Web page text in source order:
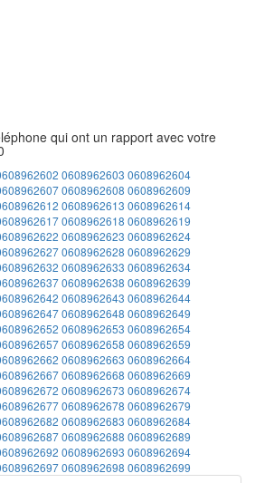
qui ont un rapport avec votre
0608962603 0608962604
0608962608 0608962609
0608962613 0608962614
0608962618 0608962619
0608962623 0608962624
0608962628 0608962629
0608962633 0608962634
0608962638 0608962639
0608962643 0608962644
0608962648 0608962649
0608962653 0608962654
0608962658 0608962659
0608962663 0608962664
0608962668 0608962669
0608962673 0608962674
0608962678 0608962679
0608962683 0608962684
0608962688 0608962689
0608962693 0608962694
0608962698 0608962699